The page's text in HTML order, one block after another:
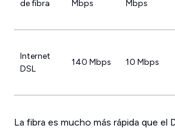
de fibra Mbps Mbps
Internet
DSL
140 Mbps 10 Mbps
La fibra es mucho más rápida que el